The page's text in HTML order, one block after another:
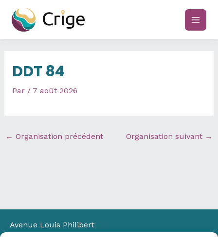
contenu
main
DDT 84
Par / 7 août 2026
← Organisation précédent Organisation suivant →
Avenue Louis Philibert